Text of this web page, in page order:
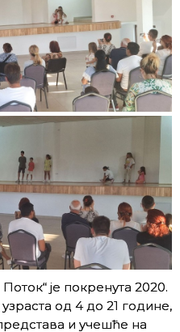
је покренута 2020.
од 4 до 21 године,
и учешће на